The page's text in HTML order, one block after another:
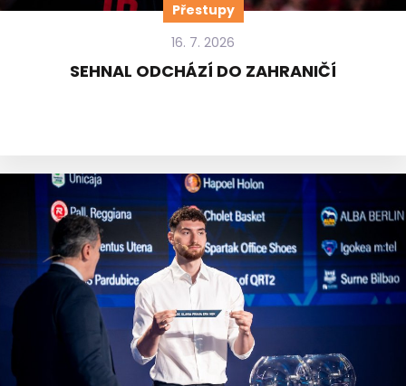
Přestupy
16. 7. 2026
SEHNAL ODCHÁZÍ DO ZAHRANIČÍ